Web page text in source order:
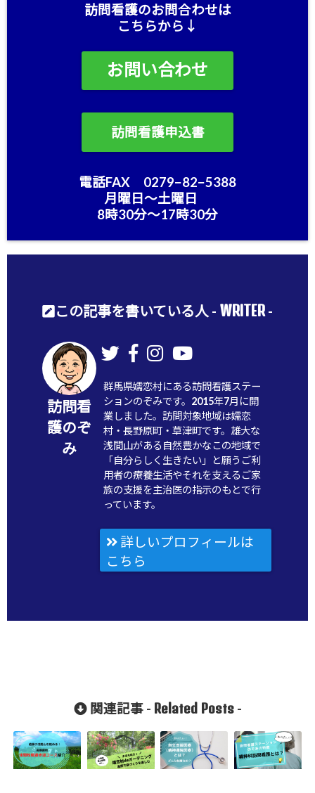
訪問看護のお問合わせは
こちらから↓
お問い合わせ
訪問看護申込書
電話FAX 0279−82−5388
月曜日〜土曜日
8時30分〜17時30分
この記事を書いている人 - WRITER-
訪問看
護のぞ
み
群馬県嬬恋村にある訪問看護ステー
ションのぞみです。2015年7月に開
業しました。訪問対象地域は嬬恋
村・長野原町・草津町です。雄大な
浅間山がある自然豊かなこの地域で
「自分らしく生きたい」と願うご利
用者の療養生活やそれを支えるご家
族の支援を主治医の指示のもとで行
っています。
詳しいプロフィールは
こちら
関連記事 - Related Posts-